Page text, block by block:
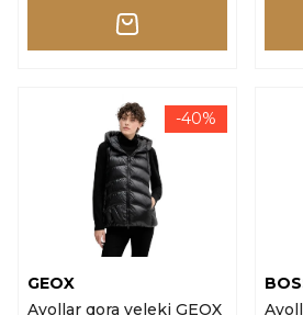
-40%
GEOX
Ayollar qora yeleki GEOX